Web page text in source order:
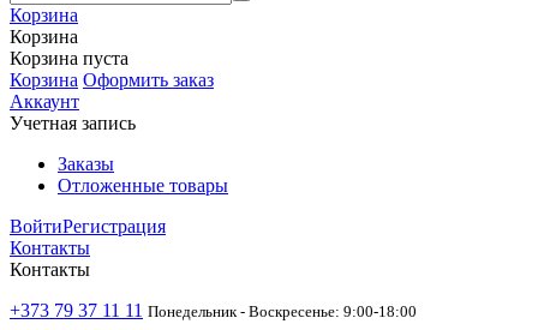
Корзина
Корзина
Корзина пуста
Корзина Оформить заказ
Аккаунт
Учетная запись
Заказы
Отложенные товары
ВойтиРегистрация
Контакты
Контакты
+373 79 37 11 11 Понедельник - Воскресенье: 9:00-18:00